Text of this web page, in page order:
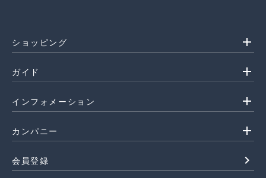
ショッピング add
ガイド add
インフォメーション add
カンパニー add
会員登録 navigate_next